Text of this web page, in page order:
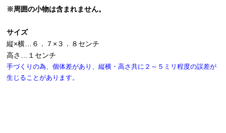
※周囲の小物は含まれません。
サイズ
縦×横…６．７×３．８センチ
高さ…１センチ
手づくりの為、個体差があり、縦横・高さ共に２～５ミリ程度の誤差が
生じることがあります。